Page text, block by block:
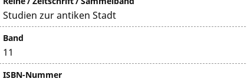
Studien zur antiken Stadt
Band
11
ISBN-Nummer